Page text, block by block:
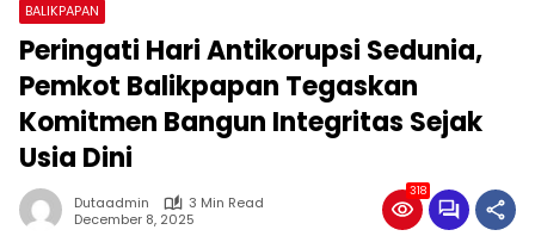
BALIKPAPAN
Peringati Hari Antikorupsi Sedunia,
Pemkot Balikpapan Tegaskan
Komitmen Bangun Integritas Sejak
Usia Dini
Dutaadmin
3 Min Read
December 8, 2025
318